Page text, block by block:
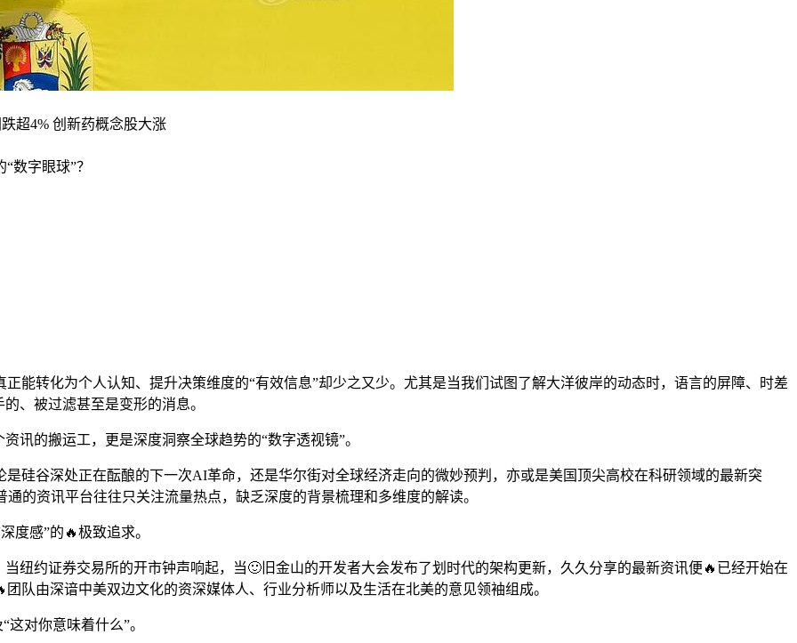
数字眼球”？
能转化为个人认知、提升决策维度的“有效信息”却少之又少。尤其是当我们试图了解大洋彼岸的动态时，语言的屏障、时差
、被过滤甚至是变形的消息。
讯的搬运工，更是深度洞察全球趋势的“数字透视镜”。
硅谷深处正在酝酿的下一次AI革命，还是华尔街对全球经济走向的微妙预判，亦或是美国顶尖高校在科研领域的最新突
的资讯平台往往只关注流量热点，缺乏深度的背景梳理和多维度的解读。
度感”的🔥极致追求。
纽约证券交易所的开市钟声响起，当🙂旧金山的开发者大会发布了划时代的架构更新，久久分享的最新资讯便🔥已经开始在
队由深谙中美双边文化的资深媒体人、行业分析师以及生活在北美的意见领袖组成。
对你意味着什么”。